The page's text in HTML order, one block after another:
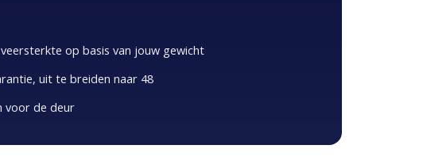
op basis van jouw gewicht
uit te breiden naar 48
voor de deur